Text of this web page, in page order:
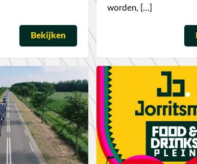
Bekijken
worden, […]